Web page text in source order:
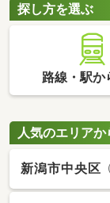
探し方を選ぶ
路線・駅か
人気のエリアか
新潟市中央区